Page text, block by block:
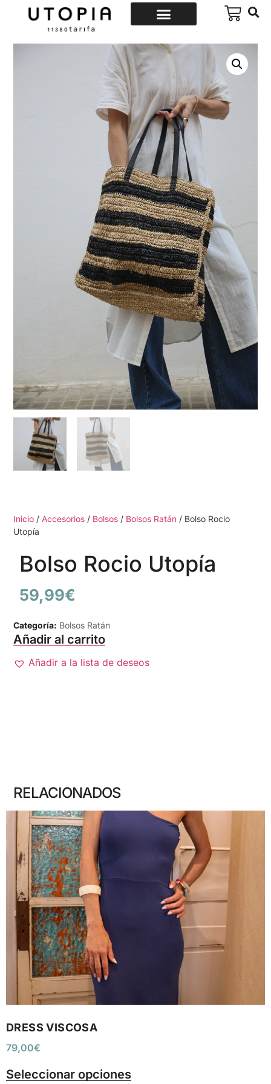
Inicio / Accesorios / Bolsos / Bolsos Ratán / Bolso Rocio
Utopía
Bolso Rocio Utopía
59,99€
Categoría: Bolsos Ratán
Añadir al carrito
Añadir a la lista de deseos
RELACIONADOS
DRESS VISCOSA
79,00€
Seleccionar opciones